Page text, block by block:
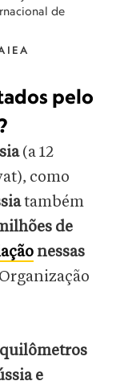
de
pelo
(a 12
como
também
de
nessas
e